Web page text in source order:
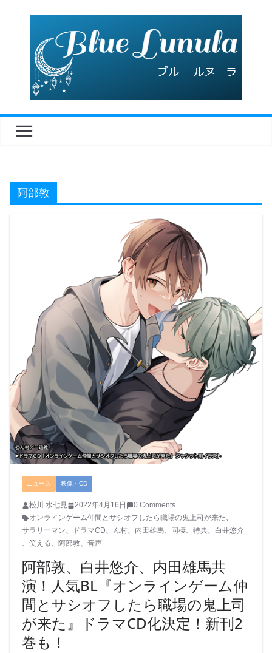
阿部敦
ニュース 映像・CD
松川 水七見 2022年4月16日
0 Comments
オンラインゲーム仲間とサシオフしたら職場の鬼上司が来た、
サラリーマン、 ドラマCD、 ん村、 内田雄馬、 同棲、 特典、 白井悠介
、 笑える、 阿部敦、 音声
阿部敦、白井悠介、内田雄馬共
演！人気BL『オンラインゲーム仲
間とサシオフしたら職場の鬼上司
が来た』ドラマCD化決定！新刊2
巻も！